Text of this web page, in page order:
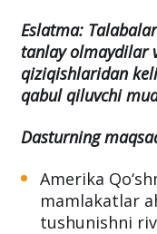
Eslatma:
tanlay olmaydilar
qiziqishlaridan
qabul qiluvchi
Dasturning
Amerika
mamlakatlar
tushunishni